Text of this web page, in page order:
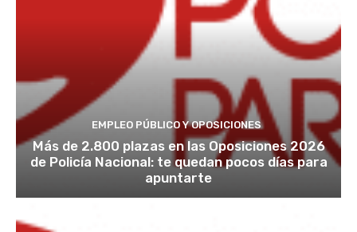
EMPLEO PÚBLICO Y OPOSICIONES
Más de 2.800 plazas en las Oposiciones 2026
de Policía Nacional: te quedan pocos días para
apuntarte